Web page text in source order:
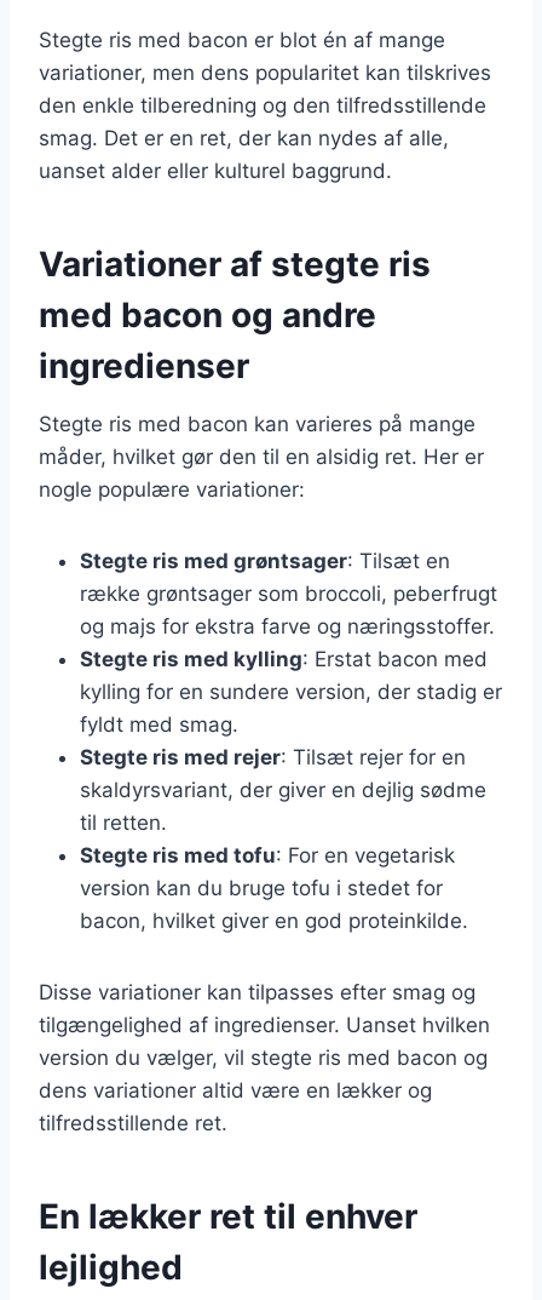
Stegte ris med bacon er blot én af mange
variationer, men dens popularitet kan tilskrives
den enkle tilberedning og den tilfredsstillende
smag. Det er en ret, der kan nydes af alle,
uanset alder eller kulturel baggrund.
Variationer af stegte ris
med bacon og andre
ingredienser
Stegte ris med bacon kan varieres på mange
måder, hvilket gør den til en alsidig ret. Her er
nogle populære variationer:
Stegte ris med grøntsager: Tilsæt en
række grøntsager som broccoli, peberfrugt
og majs for ekstra farve og næringsstoffer.
Stegte ris med kylling: Erstat bacon med
kylling for en sundere version, der stadig er
fyldt med smag.
Stegte ris med rejer: Tilsæt rejer for en
skaldyrsvariant, der giver en dejlig sødme
til retten.
Stegte ris med tofu: For en vegetarisk
version kan du bruge tofu i stedet for
bacon, hvilket giver en god proteinkilde.
Disse variationer kan tilpasses efter smag og
tilgængelighed af ingredienser. Uanset hvilken
version du vælger, vil stegte ris med bacon og
dens variationer altid være en lækker og
tilfredsstillende ret.
En lækker ret til enhver
lejlighed